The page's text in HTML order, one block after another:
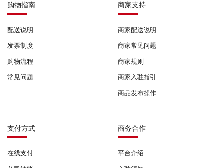
购物指南
配送说明
发票制度
购物流程
常见问题
商家支持
商家配送说明
商家常见问题
商家规则
商家入驻指引
商品发布操作
支付方式
在线支付
商务合作
平台介绍